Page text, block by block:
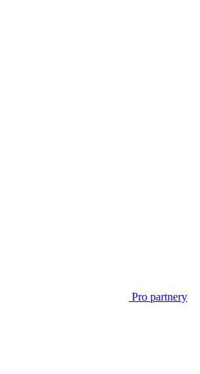
Pro partnery